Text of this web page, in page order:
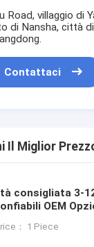
Road, villaggio di
di Nansha, città di
Contattaci
Il Miglior
consigliata 3-
OEM
per interni
： 1 Piece